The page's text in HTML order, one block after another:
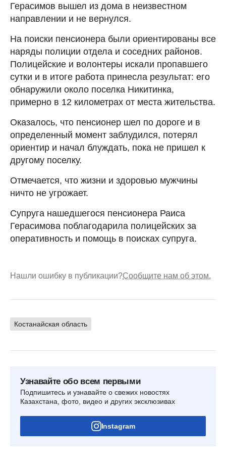
Герасимов вышел из дома в неизвестном
направлении и не вернулся.
На поиски пенсионера были ориентированы все
наряды полиции отдела и соседних районов.
Полицейские и волонтеры искали пропавшего
сутки и в итоге работа принесла результат: его
обнаружили около поселка Никитинка,
примерно в 12 километрах от места жительства.
Оказалось, что пенсионер шел по дороге и в
определенный момент заблудился, потерял
ориентир и начал блуждать, пока не пришел к
другому поселку.
Отмечается, что жизни и здоровью мужчины
ничто не угрожает.
Супруга нашедшегося пенсионера Раиса
Герасимова поблагодарила полицейских за
оперативность и помощь в поисках супруга.
Нашли ошибку в публикации?Сообщите нам об этом.
Костанайская область
Узнавайте обо всем первыми
Подпишитесь и узнавайте о свежих новостях
Казахстана, фото, видео и других эксклюзивах
Instagram